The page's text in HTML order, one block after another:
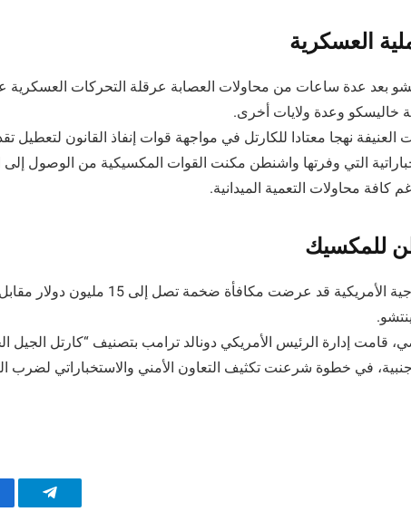
العسكرية
بعد عدة ساعات من محاولات العصابة عرقلة التحركات العسكرية
خاليسكو وعدة ولايات أخرى.
العنيفة نهجا معتادا للكارتل في مواجهة قوات إنفاذ القانون لتعطيل
التي وفرتها واشنطن مكنت القوات المكسيكية من الوصول
كافة محاولات التعمية الميدانية.
للمكسيك
كانت وزارة الخارجية الأمريكية قد عرضت
قامت إدارة الرئيس الأمريكي دونالد ترامب بتصنيف “كارتل الجيل
في خطوة شرعنت تكثيف التعاون الأمني والاستخباراتي لضرب
تيلقرام